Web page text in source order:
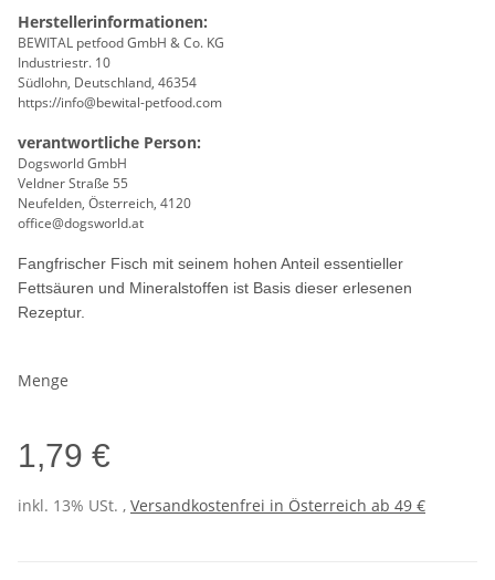
Herstellerinformationen:
BEWITAL petfood GmbH & Co. KG
Industriestr. 10
Südlohn, Deutschland, 46354
https://info@bewital-petfood.com
verantwortliche Person:
Dogsworld GmbH
Veldner Straße 55
Neufelden, Österreich, 4120
office@dogsworld.at
Fangfrischer Fisch mit seinem hohen Anteil essentieller
Fettsäuren und Mineralstoffen ist Basis dieser erlesenen
Rezeptur.
Menge
1,79 €
inkl. 13% USt. , Versandkostenfrei in Österreich ab 49 €